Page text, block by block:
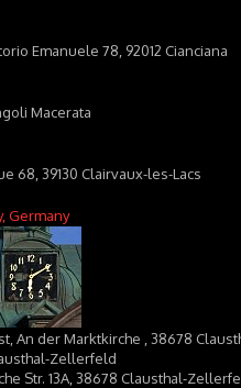
Emanuele 78, 92012 Cianciana
Macerata
68, 39130 Clairvaux-les-Lacs
Germany
An der Marktkirche , 38678
Zellerfeld
Str. 13A, 38678 Clausthal-